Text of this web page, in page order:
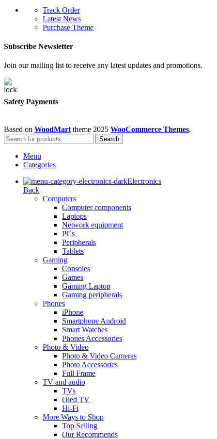
Track Order
Latest News
Purchase Theme
Subscribe Newsletter
Join our mailing list to receive any latest updates and promotions.
Safety Payments
Based on WoodMart theme 2025 WooCommerce Themes.
Search
Menu
Categories
Electronics
Back
Computers
Computer components
Laptops
Network equipment
PCs
Peripherals
Tablets
Gaming
Consoles
Games
Gaming Laptop
Gaming peripherals
Phones
iPhone
Smartphone Android
Smart Watches
Phones Accessories
Photo & Video
Photo & Video Cameras
Photo Accessories
Full Frame
TV and audio
TVs
Oled TV
Hi-Fi
More Ways to Shop
Top Selling
Our Recommends